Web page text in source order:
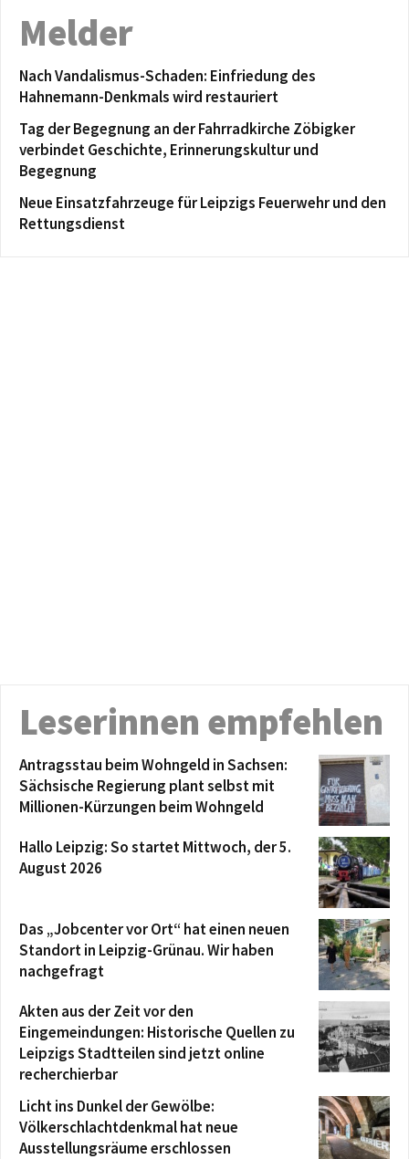
Melder
Nach Vandalismus-Schaden: Einfriedung des
Hahnemann-Denkmals wird restauriert
Tag der Begegnung an der Fahrradkirche Zöbigker
verbindet Geschichte, Erinnerungskultur und
Begegnung
Neue Einsatzfahrzeuge für Leipzigs Feuerwehr und den
Rettungsdienst
Leserinnen empfehlen
Antragsstau beim Wohngeld in Sachsen:
Sächsische Regierung plant selbst mit
Millionen-Kürzungen beim Wohngeld
Hallo Leipzig: So startet Mittwoch, der 5.
August 2026
Das „Jobcenter vor Ort“ hat einen neuen
Standort in Leipzig-Grünau. Wir haben
nachgefragt
Akten aus der Zeit vor den
Eingemeindungen: Historische Quellen zu
Leipzigs Stadtteilen sind jetzt online
recherchierbar
Licht ins Dunkel der Gewölbe:
Völkerschlachtdenkmal hat neue
Ausstellungsräume erschlossen